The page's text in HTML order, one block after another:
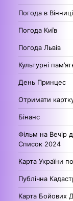
Погода в Вінниці
Погода Київ
Погода Львів
Культурні
День Принцес
Отримати
Бінанс
Фільм на Вечір
Список 2024
Карта України
Публічна
Карта Бойових